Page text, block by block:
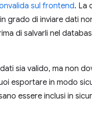
sul frontend. La
grado di inviare dati
di salvarli nel
sia valido, ma non
esportare in modo
essere inclusi in